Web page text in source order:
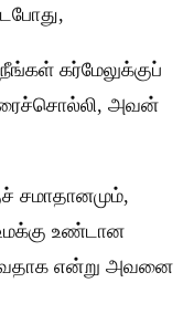
கர்மேலுக்குப்
அவன்
சமாதானமும்,
உண்டான
என்று அவனை